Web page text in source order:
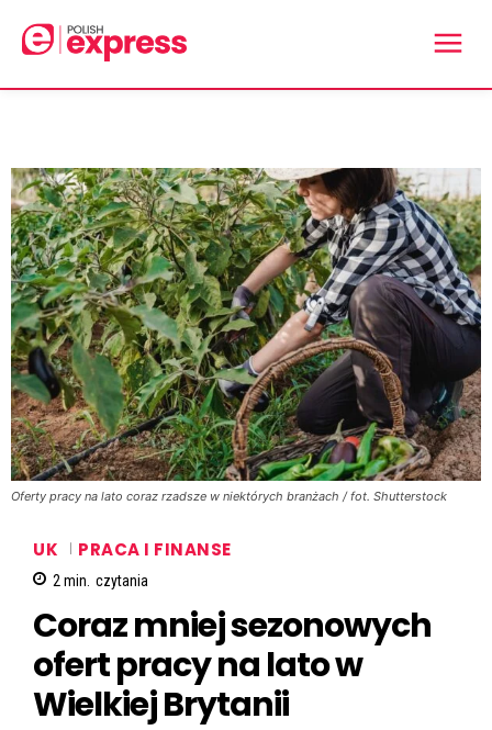
Oferty pracy na lato coraz rzadsze w niektórych branżach / fot. Shutterstock
UK PRACA I FINANSE
2min. czytania
Coraz mniej sezonowych
ofert pracy na lato w
Wielkiej Brytanii